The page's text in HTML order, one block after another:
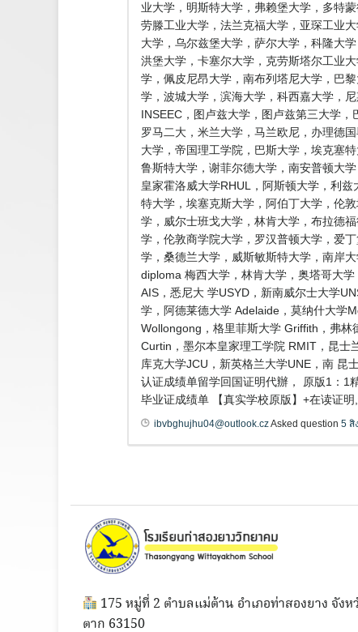
业大学，明斯特大学，弗赖堡大学，多特
劳滕工业大学，法兰克福大学，亚琛工业
大学，乌尔兹堡大学，萨尔大学，科隆大
洪堡大学，卡塞尔大学，克劳斯塔尔工业
学，佩皮尼昂大学，南布列塔尼大学，巴
学，波城大学，滨海大学，科西嘉大学，
INSEEC，图卢兹大学，图卢兹第三大学
罗马二大，米兰大学，马兰欧尼，办理德
大学，帝国理工学院，巴斯大学，埃克塞
鲁斯特大学，谢菲尔德大学，南安普顿大
皇家霍洛威大学RHUL，阿斯顿大学，利
特大学，埃塞克斯大学，阿伯丁大学，伦
学，威尔士班戈大学，林肯大学，布拉德
学，伦敦商学院大学，罗汉普顿大学，爱
学，桑德兰大学，威斯敏斯特大学，南岸
diploma 梅西大学，林肯大学，奥塔哥大
AIS，悉尼大 学USYD，新南威尔士大学
学，阿德莱德大学 Adelaide，莫纳什大学
Wollongong，格里菲斯大学 Griffith，弗
Curtin，墨尔本皇家理工学院 RMIT，昆士
库克大学JCU，新英格兰大学UNE，南 昆
认证成绩单留学回国证明代辦， 原版1：1
毕业证成绩单 【真实学校原版】+在读证
ibvbghujhu04@outlook.czAsked question 5 สิ
175 หมู่ที่ 2 ตำบลแม่ต้าน อำเภอท่าสองยาง จังห
ตาก 63150